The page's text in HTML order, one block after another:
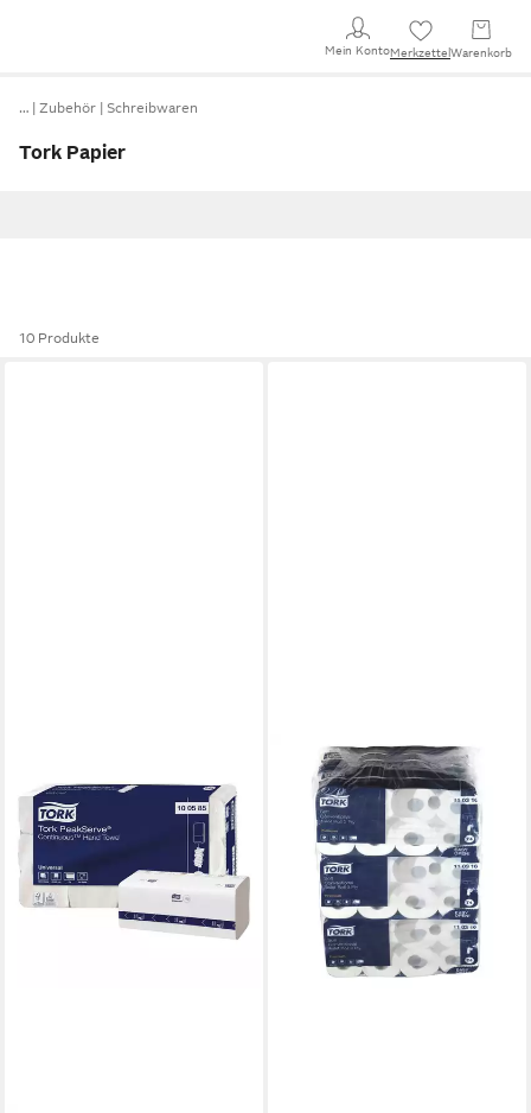
Mein KontoMerkzettel Warenkorb
… Zubehör Schreibwaren
Tork Papier
10 Produkte